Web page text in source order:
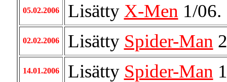
05.02.2006 Lisätty X-Men 1/06.
02.02.2006 Lisätty Spider-Man
14.01.2006 Lisätty Spider-Man